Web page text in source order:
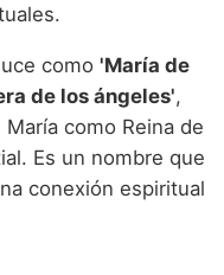
como 'María de
de los ángeles',
como Reina de
Es un nombre que
conexión espiritual